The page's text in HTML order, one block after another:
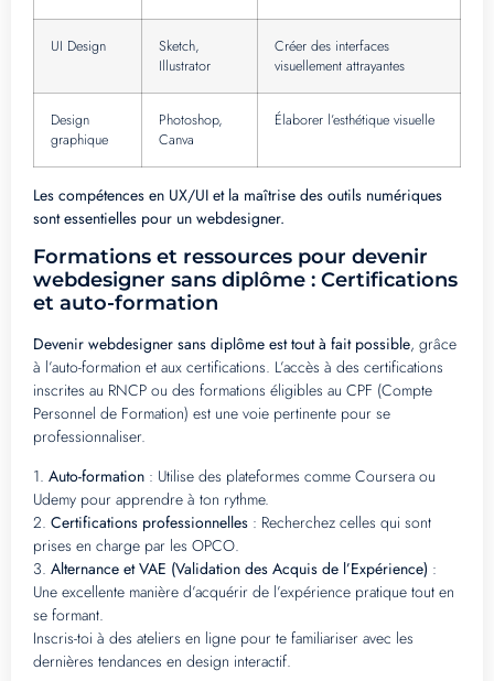
UI Design
Sketch,
Illustrator
Créer des interfaces
visuellement attrayantes
Design
graphique
Photoshop,
Canva
Élaborer l’esthétique visuelle
Les compétences en UX/UI et la maîtrise des outils numériques
sont essentielles pour un webdesigner.
Formations et ressources pour devenir
webdesigner sans diplôme : Certifications
et auto-formation
Devenir webdesigner sans diplôme est tout à fait possible, grâce
à l’auto-formation et aux certifications. L’accès à des certifications
inscrites au RNCP ou des formations éligibles au CPF (Compte
Personnel de Formation) est une voie pertinente pour se
professionnaliser.
1. Auto-formation : Utilise des plateformes comme Coursera ou
Udemy pour apprendre à ton rythme.
2. Certifications professionnelles : Recherchez celles qui sont
prises en charge par les OPCO.
3. Alternance et VAE (Validation des Acquis de l’Expérience) :
Une excellente manière d’acquérir de l’expérience pratique tout en
se formant.
Inscris-toi à des ateliers en ligne pour te familiariser avec les
dernières tendances en design interactif.